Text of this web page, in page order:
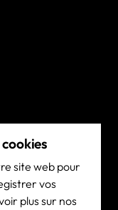
site web pour
vos
plus sur nos